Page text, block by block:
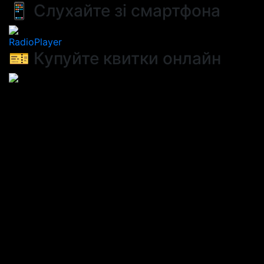
📱 Слухайте зі смартфона
RadioPlayer
🎫 Купуйте квитки онлайн